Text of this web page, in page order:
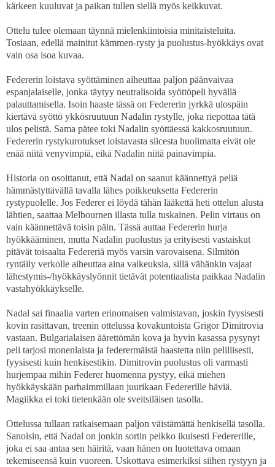
kärkeen kuuluvat ja paikan tullen siellä myös keikkuvat.
Ottelu tulee olemaan täynnä mielenkiintoisia minitaisteluita.
Tosiaan, edellä mainitut kämmen-rysty ja puolustus-hyökkäys ovat
vain osa isoa kuvaa.
Federerin loistava syöttäminen aiheuttaa paljon päänvaivaa
espanjalaiselle, jonka täytyy neutralisoida syöttöpeli hyvällä
palauttamisella. Isoin haaste tässä on Federerin jyrkkä ulospäin
kiertävä syöttö ykkösruutuun Nadalin rystylle, joka riepottaa tätä
ulos pelistä. Sama pätee toki Nadalin syöttäessä kakkosruutuun.
Federerin rystykurotukset loistavasta slicesta huolimatta eivät ole
enää niitä venyvimpiä, eikä Nadalin niitä painavimpia.
Historia on osoittanut, että Nadal on saanut käännettyä peliä
hämmästyttävällä tavalla lähes poikkeuksetta Federerin
rystypuolelle. Jos Federer ei löydä tähän lääkettä heti ottelun alusta
lähtien, saattaa Melbournen illasta tulla tuskainen. Pelin virtaus on
vain käännettävä toisin päin. Tässä auttaa Federerin hurja
hyökkääminen, mutta Nadalin puolustus ja erityisesti vastaiskut
pitävät toisaalta Federeriä myös varsin varovaisena. Silmitön
ryntäily verkolle aiheuttaa aina vaikeuksia, sillä vähänkin vajaat
lähestymis-/hyökkäyslyönnit tietävät potentiaalista paikkaa Nadalin
vastahyökkäykselle.
Nadal sai finaalia varten erinomaisen valmistavan, joskin fyysisesti
kovin rasittavan, treenin ottelussa kovakuntoista Grigor Dimitrovia
vastaan. Bulgarialaisen äärettömän kova ja hyvin kasassa pysynyt
peli tarjosi monenlaista ja federermäistä haastetta niin pelillisesti,
fyysisesti kuin henkisestikin. Dimitrovin puolustus oli varmasti
hurjempaa mihin Federer huomenna pystyy, eikä miehen
hyökkäyskään parhaimmillaan juurikaan Federerille häviä.
Magiikka ei toki tietenkään ole sveitsiläisen tasolla.
Ottelussa tullaan ratkaisemaan paljon väistämättä henkisellä tasolla.
Sanoisin, että Nadal on jonkin sortin peikko ikuisesti Federerille,
joka ei saa antaa sen häiritä, vaan hänen on luotettava omaan
tekemiseensä kuin vuoreen. Uskottava esimerkiksi siihen rystyyn ja